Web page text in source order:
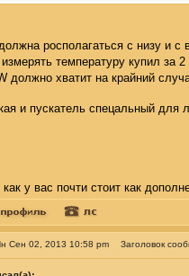
росполагаться с низу и
температуру купил за
должно хватит на крайний
и пускатель спецальный для
как у вас почти стоит как
Сен 02, 2013 10:58 pm Заголовок